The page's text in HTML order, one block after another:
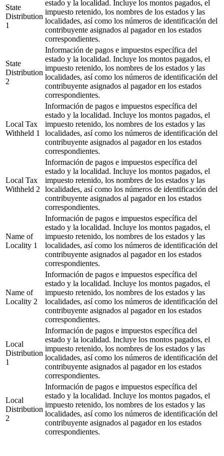
State
Distribution
1
estado y la localidad. Incluye los montos pagados, el
impuesto retenido, los nombres de los estados y las
localidades, así como los números de identificación del
contribuyente asignados al pagador en los estados
correspondientes.
State
Distribution
2
Información de pagos e impuestos específica del
estado y la localidad. Incluye los montos pagados, el
impuesto retenido, los nombres de los estados y las
localidades, así como los números de identificación del
contribuyente asignados al pagador en los estados
correspondientes.
Local Tax
Withheld 1
Información de pagos e impuestos específica del
estado y la localidad. Incluye los montos pagados, el
impuesto retenido, los nombres de los estados y las
localidades, así como los números de identificación del
contribuyente asignados al pagador en los estados
correspondientes.
Local Tax
Withheld 2
Información de pagos e impuestos específica del
estado y la localidad. Incluye los montos pagados, el
impuesto retenido, los nombres de los estados y las
localidades, así como los números de identificación del
contribuyente asignados al pagador en los estados
correspondientes.
Name of
Locality 1
Información de pagos e impuestos específica del
estado y la localidad. Incluye los montos pagados, el
impuesto retenido, los nombres de los estados y las
localidades, así como los números de identificación del
contribuyente asignados al pagador en los estados
correspondientes.
Name of
Locality 2
Información de pagos e impuestos específica del
estado y la localidad. Incluye los montos pagados, el
impuesto retenido, los nombres de los estados y las
localidades, así como los números de identificación del
contribuyente asignados al pagador en los estados
correspondientes.
Local
Distribution
1
Información de pagos e impuestos específica del
estado y la localidad. Incluye los montos pagados, el
impuesto retenido, los nombres de los estados y las
localidades, así como los números de identificación del
contribuyente asignados al pagador en los estados
correspondientes.
Local
Distribution
2
Información de pagos e impuestos específica del
estado y la localidad. Incluye los montos pagados, el
impuesto retenido, los nombres de los estados y las
localidades, así como los números de identificación del
contribuyente asignados al pagador en los estados
correspondientes.